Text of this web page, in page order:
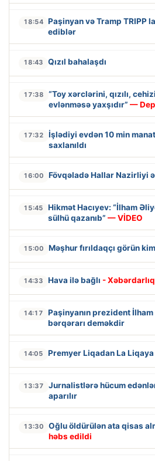
18:54 Paşinyan və Tramp TRIPP
ediblər
18:43 Qızıl bahalaşdı
17:38
“Toy xərclərini, qızılı,
evlənməsə yaxşıdır” —
17:32
İşlədiyi evdən 10 min
saxlanıldı
16:00 Fövqəladə Hallar Nazirliyi
15:45
Hikmət Hacıyev: “İlham
sülhü qazanıb” — VİDEO
15:00 Məşhur fırıldaqçı görün
14:33 Hava ilə bağlı - Xəbərdarlıq
14:17
Paşinyanın prezident
bərqərarı deməkdir
14:05 Premyer Liqadan La
13:37
Jurnalistlərə hücum
aparılır
13:30 Oğlu öldürülən ata qisas
həbs edildi